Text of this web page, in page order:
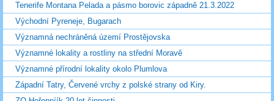
Tenerife Montana Pelada a pásmo borovic západně 21.3.2022
Východní Pyreneje, Bugarach
Významná nechráněná území Prostějovska
Významné lokality a rostliny na střední Moravě
Významné přírodní lokality okolo Plumlova
Západní Tatry, Červené vrchy z polské strany od Kiry.